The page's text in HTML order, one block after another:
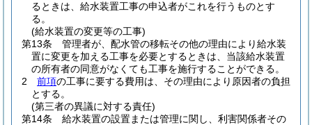
るときは、給水装置工事の申込者がこれを行うものとす
る。
(給水装置の変更等の工事)
第13条
管理者が、配水管の移転その他の理由により給水装
置に変更を加える工事を必要とするときは、当該給水装置
の所有者の同意がなくても工事を施行することができる。
2
前項の工事に要する費用は、その理由により原因者の負担
とする。
(第三者の異議に対する責任)
第14条
給水装置の設置または管理に関し、利害関係者その